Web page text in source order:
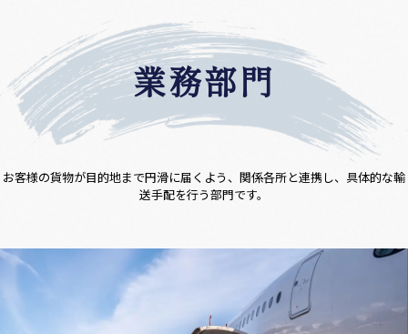
業務部門
お客様の貨物が目的地まで円滑に届くよう、関係各所と連携し、具体的な輸
送手配を行う部門です。